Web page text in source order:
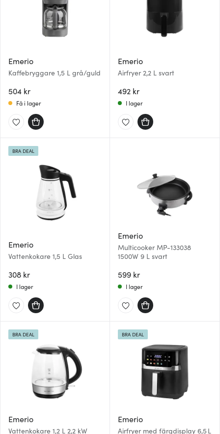
Emerio
Kaffebryggare 1,5 L grå/guld
504 kr
Få i lager
Emerio
Airfryer 2,2 L svart
492 kr
I lager
Emerio
Vattenkokare 1,5 L Glas
308 kr
BRA DEAL
I lager
Emerio
Multicooker MP-133038
1500W 9 L svart
599 kr
I lager
Emerio
Vattenkokare 1,2 L 2,2 kW
BRA DEAL
Emerio
Airfryer med färgdisplay 6,5 L
BRA DEAL